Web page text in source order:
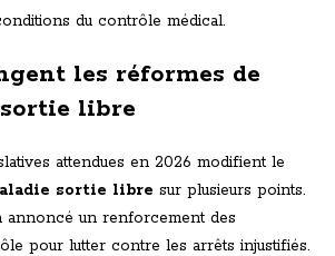
du contrôle médical.
les réformes de
libre
attendues en 2026 modifient le
sortie libre sur plusieurs points.
annoncé un renforcement des
pour lutter contre les arrêts injustifiés.